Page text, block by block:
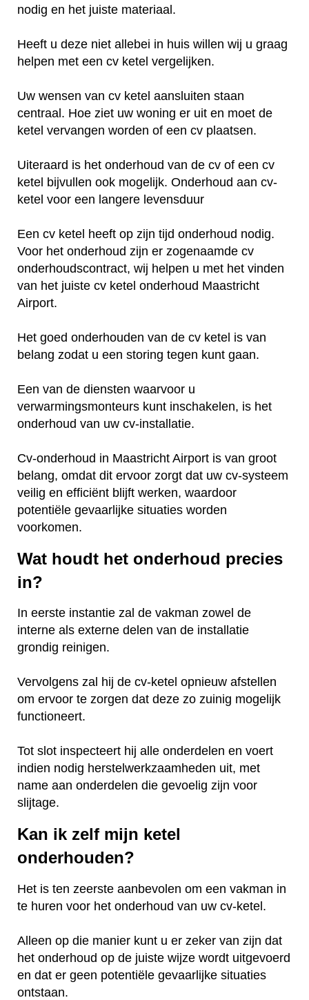
nodig en het juiste materiaal.
Heeft u deze niet allebei in huis willen wij u graag
helpen met een cv ketel vergelijken.
Uw wensen van cv ketel aansluiten staan
centraal. Hoe ziet uw woning er uit en moet de
ketel vervangen worden of een cv plaatsen.
Uiteraard is het onderhoud van de cv of een cv
ketel bijvullen ook mogelijk. Onderhoud aan cv-
ketel voor een langere levensduur
Een cv ketel heeft op zijn tijd onderhoud nodig.
Voor het onderhoud zijn er zogenaamde cv
onderhoudscontract, wij helpen u met het vinden
van het juiste cv ketel onderhoud Maastricht
Airport.
Het goed onderhouden van de cv ketel is van
belang zodat u een storing tegen kunt gaan.
Een van de diensten waarvoor u
verwarmingsmonteurs kunt inschakelen, is het
onderhoud van uw cv-installatie.
Cv-onderhoud in Maastricht Airport is van groot
belang, omdat dit ervoor zorgt dat uw cv-systeem
veilig en efficiënt blijft werken, waardoor
potentiële gevaarlijke situaties worden
voorkomen.
Wat houdt het onderhoud precies
in?
In eerste instantie zal de vakman zowel de
interne als externe delen van de installatie
grondig reinigen.
Vervolgens zal hij de cv-ketel opnieuw afstellen
om ervoor te zorgen dat deze zo zuinig mogelijk
functioneert.
Tot slot inspecteert hij alle onderdelen en voert
indien nodig herstelwerkzaamheden uit, met
name aan onderdelen die gevoelig zijn voor
slijtage.
Kan ik zelf mijn ketel
onderhouden?
Het is ten zeerste aanbevolen om een vakman in
te huren voor het onderhoud van uw cv-ketel.
Alleen op die manier kunt u er zeker van zijn dat
het onderhoud op de juiste wijze wordt uitgevoerd
en dat er geen potentiële gevaarlijke situaties
ontstaan.